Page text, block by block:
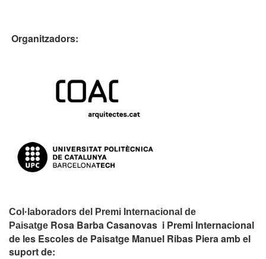
Organitzadors:
Col·laboradors del Premi Internacional de
Paisatge Rosa Barba Casanovas i Premi Internacional
de les Escoles de Paisatge Manuel Ribas Piera amb el
suport de: